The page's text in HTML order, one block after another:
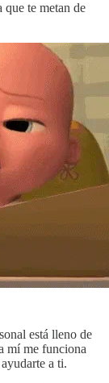
que te metan de
está lleno de
mí me funciona
a ti.